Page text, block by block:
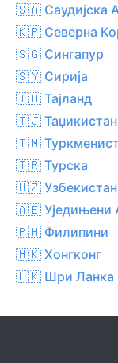
🇸🇦 Саудијска
🇰🇵 Северна
🇸🇬 Сингапур
🇸🇾 Сирија
🇹🇭 Тајланд
🇹🇯 Таџикистан
🇹🇲
🇹🇷 Турска
🇺🇿 Узбекистан
🇦🇪 Уједињени
🇵🇭 Филипини
🇭🇰 Хонгконг
🇱🇰 Шри Ланка